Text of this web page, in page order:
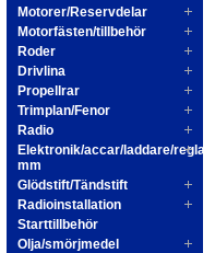
Motorer/Reservdelar
Motorfästen/tillbehör
Roder
Drivlina
Propellrar
Trimplan/Fenor
Radio
Elektronik/accar/laddare/reglage
mm
Glödstift/Tändstift
Radioinstallation
Starttillbehör
Olja/smörjmedel